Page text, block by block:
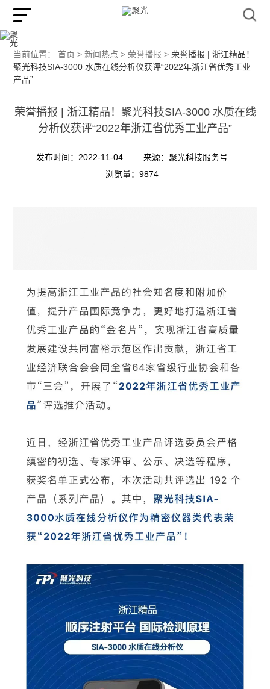
当前位置： 首页 > 新闻热点 > 荣誉播报 > 荣誉播报 | 浙江精品！
聚光科技SIA-3000 水质在线分析仪获评“2022年浙江省优秀工业
产品”
荣誉播报 | 浙江精品！聚光科技SIA-3000 水质在线
分析仪获评“2022年浙江省优秀工业产品”
发布时间：2022-11-04
来源：聚光科技服务号
浏览量：9874